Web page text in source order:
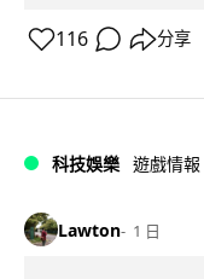
116 分享
科技娛樂 遊戲情報
Lawton 1 日